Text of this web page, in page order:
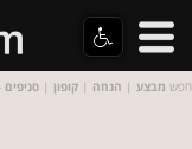
- חפש מבצע | הנחה | קופון | סניפים